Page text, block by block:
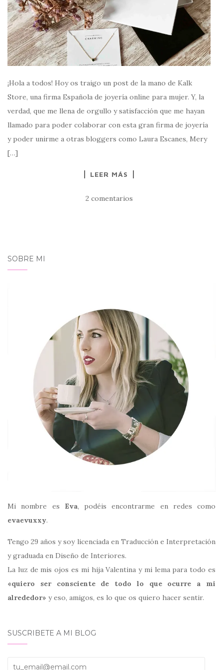
¡Hola a todos! Hoy os traigo un post de la mano de Kalk
Store, una firma Española de joyería online para mujer. Y, la
verdad, que me llena de orgullo y satisfacción que me hayan
llamado para poder colaborar con esta gran firma de joyería
y poder unirme a otras bloggers como Laura Escanes, Mery
[…]
LEER MÁS
2 comentarios
SOBRE MI
Mi nombre es Eva, podéis encontrarme en redes como
evaevuxxy.
Tengo 29 años y soy licenciada en Traducción e Interpretación
y graduada en Diseño de Interiores.
La luz de mis ojos es mi hija Valentina y mi lema para todo es
«quiero ser consciente de todo lo que ocurre a mi
alrededor» y eso, amigos, es lo que os quiero hacer sentir.
SUSCRIBETE A MI BLOG
tu_email@email.com